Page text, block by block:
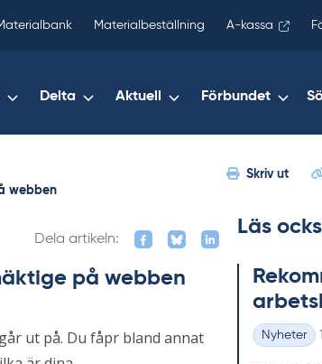
Materialbeställning A-kassa
Delta Aktuell Förbundet
webben
Skriv ut
Dela artikeln:
på webben
ut på. Du fåpr bland annat
Läs
Kategorier
Nyheter